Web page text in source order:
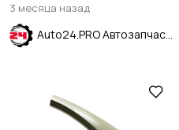
3 месяца назад
Auto24.PRO Автозапчасти